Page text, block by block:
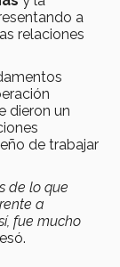
a
relaciones
dieron un
de trabajar
de lo que
a
fue mucho